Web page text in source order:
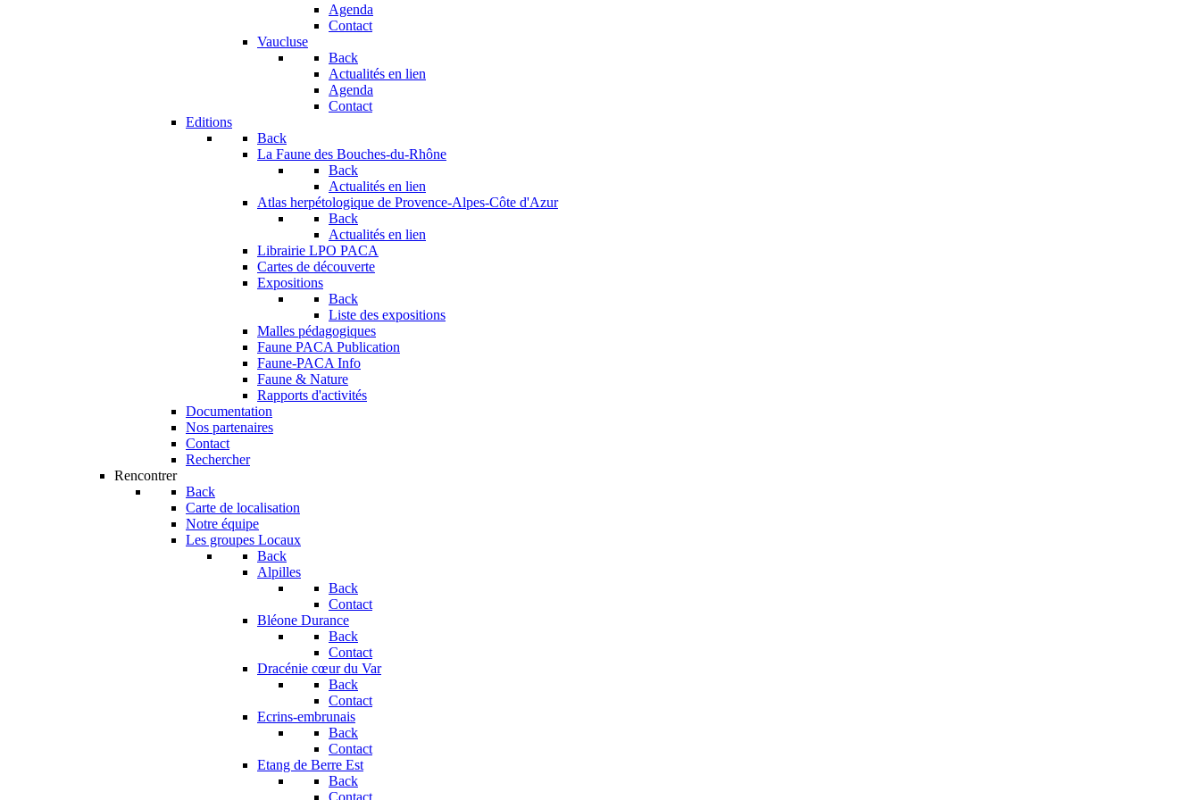
Agenda
Contact
Vaucluse
Back
Actualités en lien
Agenda
Contact
Editions
Back
La Faune des Bouches-du-Rhône
Back
Actualités en lien
Atlas herpétologique de Provence-Alpes-Côte d'Azur
Back
Actualités en lien
Librairie LPO PACA
Cartes de découverte
Expositions
Back
Liste des expositions
Malles pédagogiques
Faune PACA Publication
Faune-PACA Info
Faune & Nature
Rapports d'activités
Documentation
Nos partenaires
Contact
Rechercher
Rencontrer
Back
Carte de localisation
Notre équipe
Les groupes Locaux
Back
Alpilles
Back
Contact
Bléone Durance
Back
Contact
Dracénie cœur du Var
Back
Contact
Ecrins-embrunais
Back
Contact
Etang de Berre Est
Back
Contact